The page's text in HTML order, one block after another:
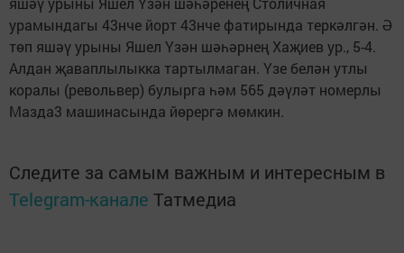
урамындагы 43нче йорт 43нче фатирында теркәлгән. Ә
төп яшәү урыны Яшел Үзән шәһәрнең Хаҗиев ур., 5-4.
Алдан җаваплылыкка тартылмаган. Үзе белән утлы
коралы (револьвер) булырга һәм 565 дәүләт номерлы
Мазда3 машинасында йөрергә мөмкин.
Следите за самым важным и интересным в
Telegram-канале Татмедиа